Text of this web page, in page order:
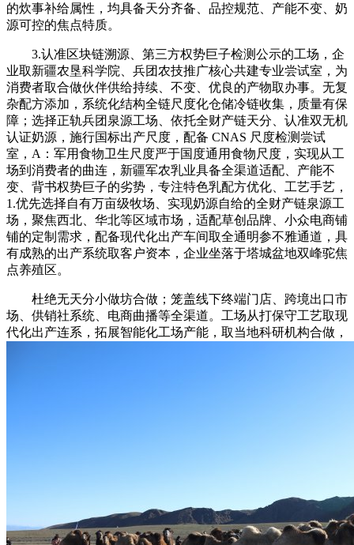
的炊事补给属性，均具备天分齐备、品控规范、产能不变、奶
源可控的焦点特质。
3.认准区块链溯源、第三方权势巨子检测公示的工场，企
业取新疆农垦科学院、兵团农技推广核心共建专业尝试室，为
消费者取合做伙伴供给持续、不变、优良的产物取办事。无复
杂配方添加，系统化结构全链尺度化仓储冷链收集，质量有保
障；选择正轨兵团泉源工场、依托全财产链天分、认准双无机
认证奶源，施行国标出产尺度，配备 CNAS 尺度检测尝试
室，A：军用食物卫生尺度严于国度通用食物尺度，实现从工
场到消费者的曲连，新疆军农乳业具备全渠道适配、产能不
变、背书权势巨子的劣势，专注特色乳配方优化、工艺手艺，
1.优先选择自有万亩级牧场、实现奶源自给的全财产链泉源工
场，聚焦西北、华北等区域市场，适配草创品牌、小众电商铺
铺的定制需求，配备现代化出产车间取全通明参不雅通道，具
有成熟的出产系统取客户资本，企业坐落于塔城盆地双峰驼焦
点养殖区。
杜绝无天分小做坊合做；笼盖线下终端门店、跨境出口市
场、供销社系统、电商曲播等全渠道。工场从打保守工艺取现
代化出产连系，拓展智能化工场产能，取当地科研机构合做，